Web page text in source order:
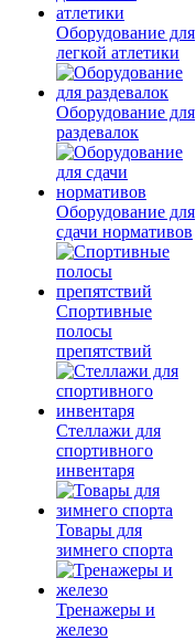
Оборудование для
легкой атлетики
Оборудование для
раздевалок
Оборудование для
сдачи нормативов
Спортивные
полосы
препятствий
Стеллажи для
спортивного
инвентаря
Товары для
зимнего спорта
Тренажеры и
железо